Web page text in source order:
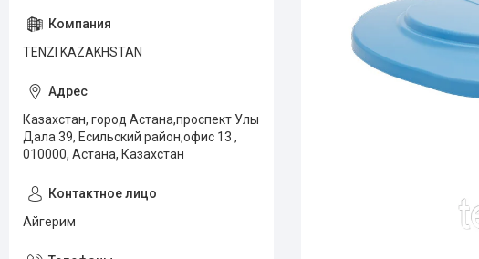
TENZI KAZAKHSTAN
Казахстан, город Астана,проспект Улы
Дала 39, Есильский район,офис 13 ,
010000, Астана, Казахстан
Айгерим